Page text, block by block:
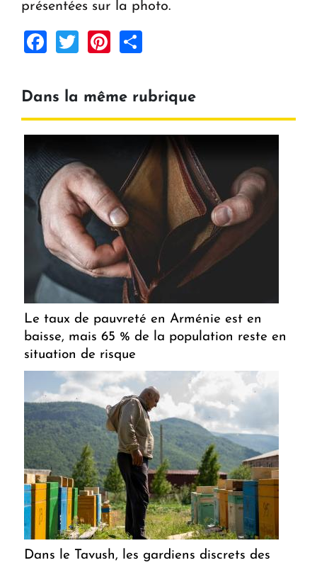
présentées sur la photo.
Facebook
TwitterPinterest
Dans la même rubrique
Le taux de pauvreté en Arménie est en
baisse, mais 65 % de la population reste en
situation de risque
Dans le Tavush, les gardiens discrets des